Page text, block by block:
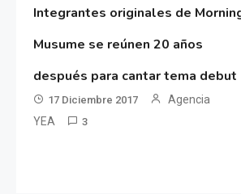
Integrantes originales de
Musume se reúnen 20 años
después para cantar tema debut
17 Diciembre 2017
Agencia
YEA
3